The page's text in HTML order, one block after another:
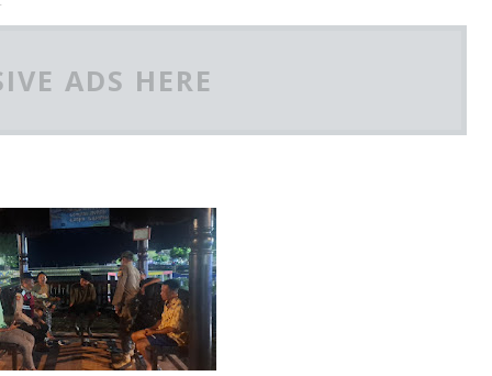
ADS HERE